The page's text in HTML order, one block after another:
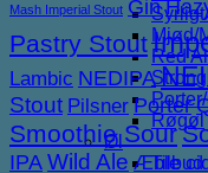
Mjød/
Red
Røgøl
Øl
Tilbud
Mash Imperial Stout Gin
Pastry Stout
Lambic NEDIPA
Stout Pilsner Porter
Smoothie Sour
IPAWild Ale Æble